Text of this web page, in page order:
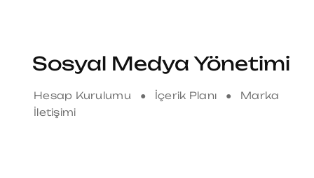
Sosyal Medya Yönetimi
Hesap Kurulumu ● İçerik Planı ● Marka
İletişimi